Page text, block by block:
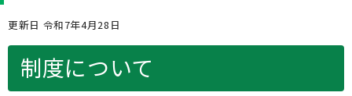
更新日 令和7年4月28日
制度について